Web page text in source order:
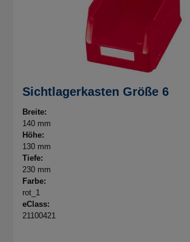
Sichtlagerkasten Größe 6
Breite:
140 mm
Höhe:
130 mm
Tiefe:
230 mm
Farbe:
rot_1
eClass:
21100421